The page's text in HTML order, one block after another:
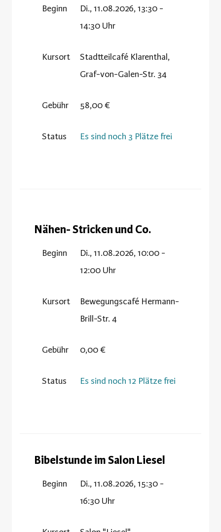
Beginn
Di., 11.08.2026, 13:30 -
14:30 Uhr
Kursort
Stadtteilcafé Klarenthal,
Graf-von-Galen-Str. 34
Gebühr 58,00 €
Status Es sind noch 3 Plätze frei
Nähen- Stricken und Co.
Beginn
Di., 11.08.2026, 10:00 -
12:00 Uhr
Kursort
Bewegungscafé Hermann-
Brill-Str. 4
Gebühr 0,00 €
Status Es sind noch 12 Plätze frei
Bibelstunde im Salon Liesel
Beginn
Di., 11.08.2026, 15:30 -
16:30 Uhr